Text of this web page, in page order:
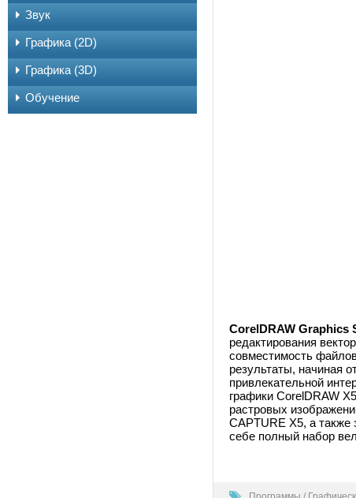
CorelDRAW Graphics
редактирования
совместимость
результаты, начиная
привлекательной
графики CorelDRAW
растровых
CAPTURE X5, а также
себе полный набор
Звук
Графика (2D)
Графика (3D)
Обучение